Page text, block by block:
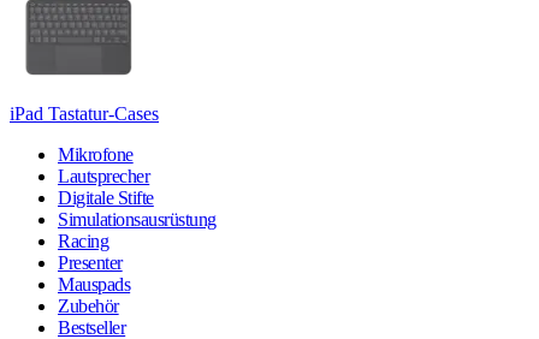
iPad Tastatur-Cases
Mikrofone
Lautsprecher
Digitale Stifte
Simulationsausrüstung
Racing
Presenter
Mauspads
Zubehör
Bestseller